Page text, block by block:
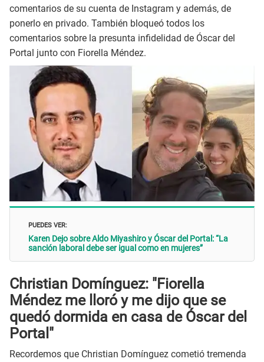
comentarios de su cuenta de Instagram y además, de
ponerlo en privado. También bloqueó todos los
comentarios sobre la presunta infidelidad de Óscar del
Portal junto con Fiorella Méndez.
PUEDES VER:
Karen Dejo sobre Aldo Miyashiro y Óscar del Portal: “La
sanción laboral debe ser igual como en mujeres”
Christian Domínguez: "Fiorella
Méndez me lloró y me dijo que se
quedó dormida en casa de Óscar del
Portal"
Recordemos que Christian Domínguez cometió tremenda